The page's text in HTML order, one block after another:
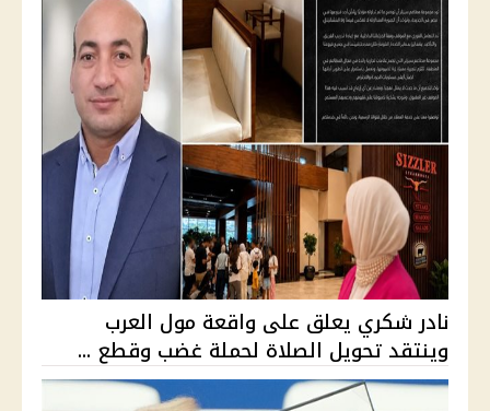
نادر شكري يعلق على واقعة مول العرب
وينتقد تحويل الصلاة لحملة غضب وقطع ...